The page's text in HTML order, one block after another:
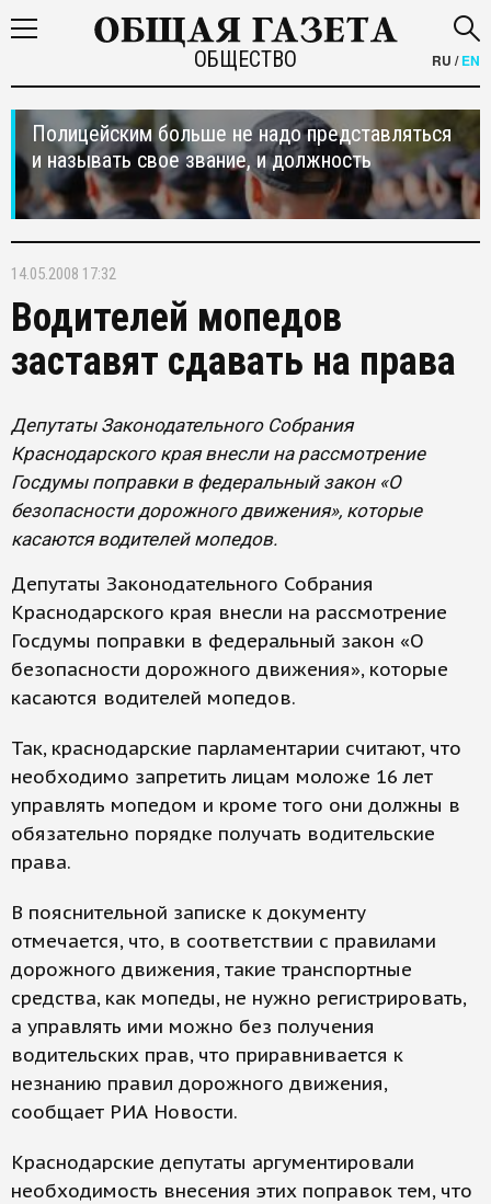
ОБЩЕСТВО RU /EN
Полицейским больше не надо представляться
и называть свое звание, и должность
14.05.2008 17:32
Водителей мопедов
заставят сдавать на права
Депутаты Законодательного Собрания
Краснодарского края внесли на рассмотрение
Госдумы поправки в федеральный закон «О
безопасности дорожного движения», которые
касаются водителей мопедов.
Депутаты Законодательного Собрания
Краснодарского края внесли на рассмотрение
Госдумы поправки в федеральный закон «О
безопасности дорожного движения», которые
касаются водителей мопедов.
Так, краснодарские парламентарии считают, что
необходимо запретить лицам моложе 16 лет
управлять мопедом и кроме того они должны в
обязательно порядке получать водительские
права.
В пояснительной записке к документу
отмечается, что, в соответствии с правилами
дорожного движения, такие транспортные
средства, как мопеды, не нужно регистрировать,
а управлять ими можно без получения
водительских прав, что приравнивается к
незнанию правил дорожного движения,
сообщает РИА Новости.
Краснодарские депутаты аргументировали
необходимость внесения этих поправок тем, что